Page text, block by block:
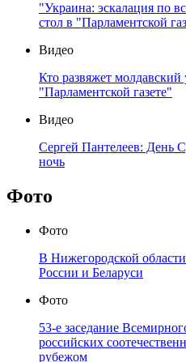
"Украина: эскалация по
стол в "Парламентской
Видео
Кто развяжет молдавский
"Парламентской газете"
Видео
Сергей Пантелеев: День
ночь
Фото
Фото
В Нижегородской
России и Беларуси
Фото
53-е заседание
российских
рубежом